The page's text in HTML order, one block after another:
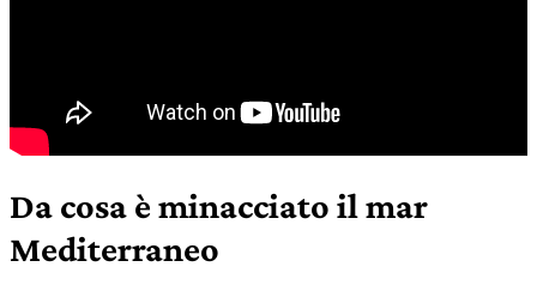
Da cosa è minacciato il mar
Mediterraneo